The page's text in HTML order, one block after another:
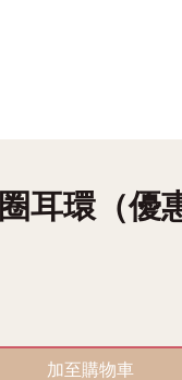
耳環（優
加至購物車